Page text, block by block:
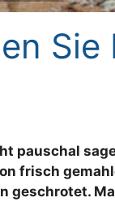
Sie
pauschal
frisch
geschrotet.